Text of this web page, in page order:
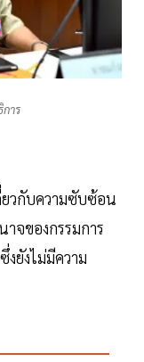
าร
ยวกับความซับซ้อน
จของกรรมการ
ยังไม่มีความ